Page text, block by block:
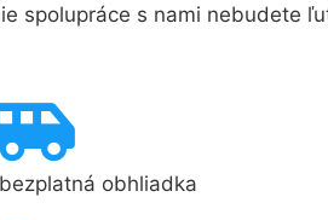
spolupráce s nami nebudete
obhliadka